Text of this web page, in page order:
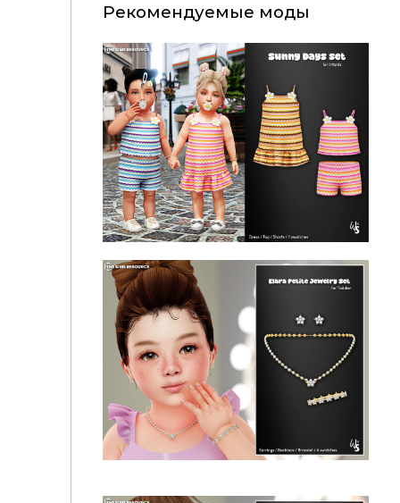
Рекомендуемые моды
🌼Sunny Days Set for infant